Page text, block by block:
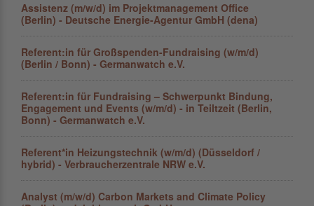
Assistenz (m/w/d) im Projektmanagement Office
(Berlin) - Deutsche Energie-Agentur GmbH (dena)
Referent:in für Großspenden-Fundraising (w/m/d)
(Berlin / Bonn) - Germanwatch e.V.
Referent:in für Fundraising – Schwerpunkt Bindung,
Engagement und Events (w/m/d) - in Teiltzeit (Berlin,
Bonn) - Germanwatch e.V.
Referent*in Heizungstechnik (w/m/d) (Düsseldorf /
hybrid) - Verbraucherzentrale NRW e.V.
Analyst (m/w/d) Carbon Markets and Climate Policy